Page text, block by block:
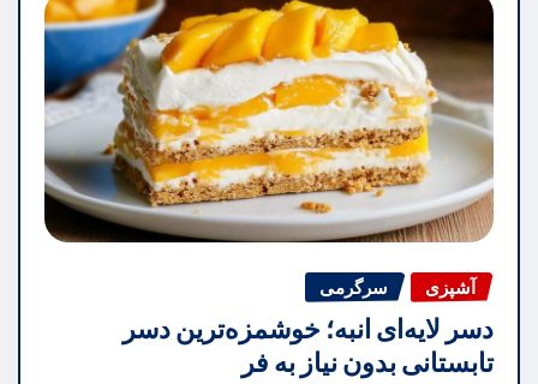
آشپزی سرگرمی
دسر لایه‌ای انبه؛ خوشمزه‌ترین دسر
تابستانی بدون نیاز به فر